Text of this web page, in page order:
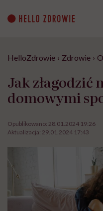
content
HelloZdrowie › Zdrowie ›
Jak złagodzić
domowymi
Opublikowano: 28.01.2024 19:26
Aktualizacja: 29.01.2024 17:43